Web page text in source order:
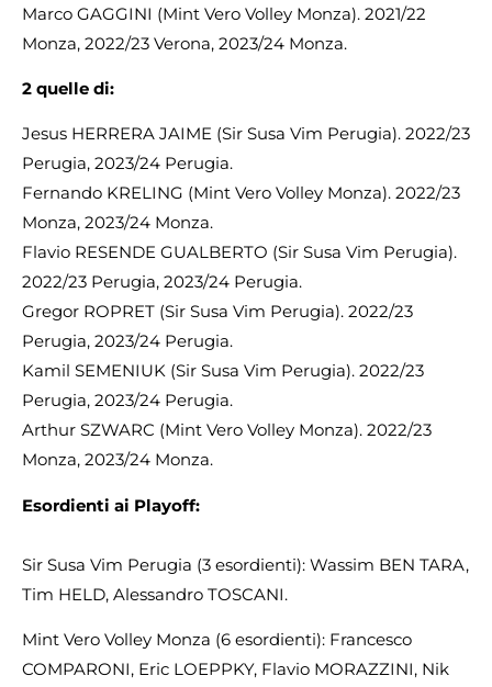
Marco GAGGINI (Mint Vero Volley Monza). 2021/22
Monza, 2022/23 Verona, 2023/24 Monza.
2 quelle di:
Jesus HERRERA JAIME (Sir Susa Vim Perugia). 2022/23
Perugia, 2023/24 Perugia.
Fernando KRELING (Mint Vero Volley Monza). 2022/23
Monza, 2023/24 Monza.
Flavio RESENDE GUALBERTO (Sir Susa Vim Perugia).
2022/23 Perugia, 2023/24 Perugia.
Gregor ROPRET (Sir Susa Vim Perugia). 2022/23
Perugia, 2023/24 Perugia.
Kamil SEMENIUK (Sir Susa Vim Perugia). 2022/23
Perugia, 2023/24 Perugia.
Arthur SZWARC (Mint Vero Volley Monza). 2022/23
Monza, 2023/24 Monza.
Esordienti ai Playoff:
Sir Susa Vim Perugia (3 esordienti): Wassim BEN TARA,
Tim HELD, Alessandro TOSCANI.
Mint Vero Volley Monza (6 esordienti): Francesco
COMPARONI, Eric LOEPPKY, Flavio MORAZZINI, Nik